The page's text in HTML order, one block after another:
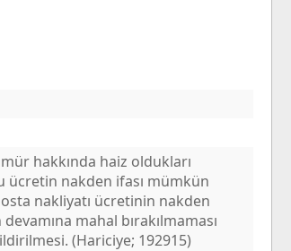
hakkında haiz oldukları
nakden ifası mümkün
nakliyatı ücretinin nakden
mahal bırakılmaması
(Hariciye; 192915)